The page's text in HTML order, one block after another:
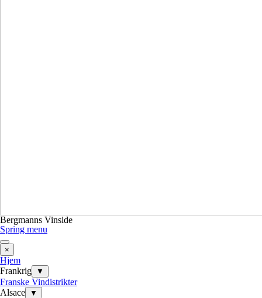
Bergmanns Vinside
Spring menu
×
Hjem
Frankrig
▼
Franske Vindistrikter
Alsace
▼